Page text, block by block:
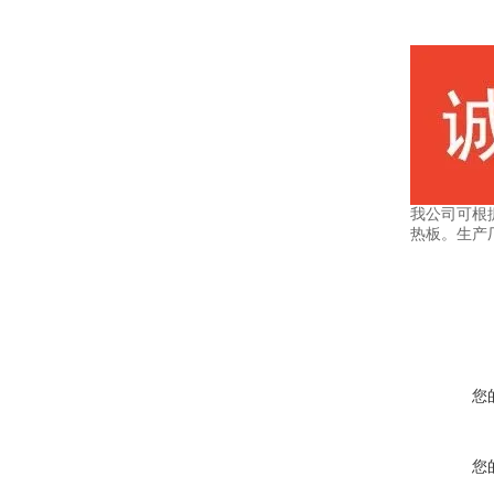
我公司可根
热板。生产
您
您